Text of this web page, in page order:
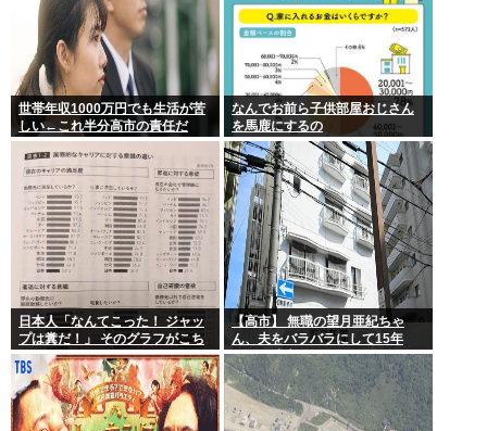
世帯年収1000万円でも生活が苦
しい←これ半分高市の責任だ
ろ…
なんでお前ら子供部屋おじさん
を馬鹿にするの
日本人「なんてこった！ ジャッ
プは糞だ！」 そのグラフがこち
ら。
【高市】 無職の望月亜紀ちゃ
ん、夫をバラバラにして15年
間、冷凍庫で保存